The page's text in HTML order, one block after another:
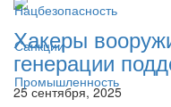
Нацбезопасность
Санкции
Промышленность
Хакеры
генерации
25 сентября, 2025